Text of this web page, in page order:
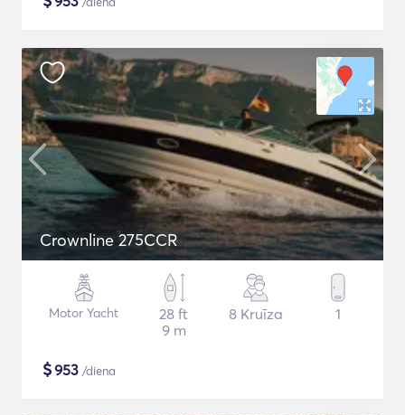
Crownline 275CCR
Motor Yacht
28 ft
9 m
8 Kruīza 1
$953 /diena